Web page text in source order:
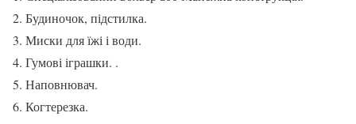
Будиночок, підстилка.
Миски для їжі і води.
Гумові іграшки. .
Наповнювач.
Когтерезка.